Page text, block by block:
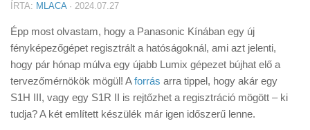
Tudástár
Tanácsok
Érdekességek
Helyszíni Riport
ÍRTA: MLACA· 2024.07.27
Épp most olvastam, hogy a Panasonic Kínában egy új
fényképezőgépet regisztrált a hatóságoknál, ami azt jelenti,
hogy pár hónap múlva egy újabb Lumix gépezet bújhat elő a
tervezőmérnökök mögül! Aforrás arra tippel, hogy akár egy
S1H III, vagy egy S1R II is rejtőzhet a regisztráció mögött – ki
tudja? A két említett készülék már igen időszerű lenne.